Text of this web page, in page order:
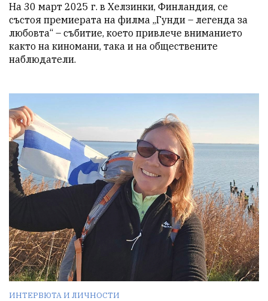
На 30 март 2025 г. в Хелзинки, Финландия, се
състоя премиерата на филма „Гунди – легенда за
любовта“ – събитие, което привлече вниманието
както на киномани, така и на обществените
наблюдатели.
ИНТЕРВЮТА И ЛИЧНОСТИ